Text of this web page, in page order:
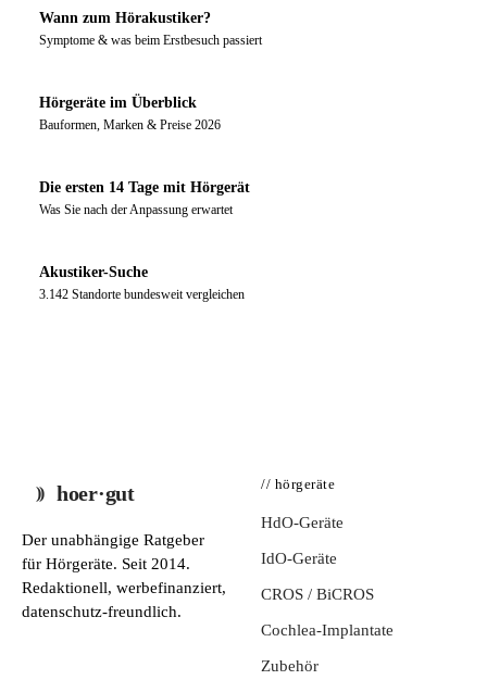
Wann zum Hörakustiker?
Symptome & was beim Erstbesuch passiert
Hörgeräte im Überblick
Bauformen, Marken & Preise 2026
Die ersten 14 Tage mit Hörgerät
Was Sie nach der Anpassung erwartet
Akustiker-Suche
3.142 Standorte bundesweit vergleichen
hoer·gut
Der unabhängige Ratgeber
für Hörgeräte. Seit 2014.
Redaktionell, werbefinanziert,
datenschutz-freundlich.
// hörgeräte
HdO-Geräte
IdO-Geräte
CROS / BiCROS
Cochlea-Implantate
Zubehör